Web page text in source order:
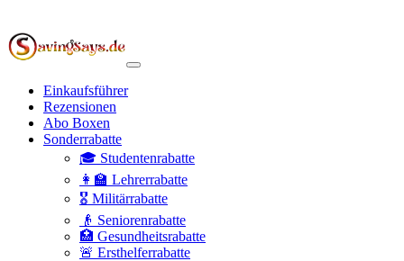
Einkaufsführer
Rezensionen
Abo Boxen
Sonderrabatte
🎓 Studentenrabatte
👩‍🏫 Lehrerrabatte
🎖️ Militärrabatte
👴 Seniorenrabatte
🏥 Gesundheitsrabatte
🚨 Ersthelferrabatte